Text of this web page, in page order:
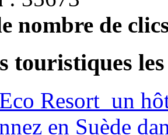
nombre de
touristiques
Resort un
en Suède